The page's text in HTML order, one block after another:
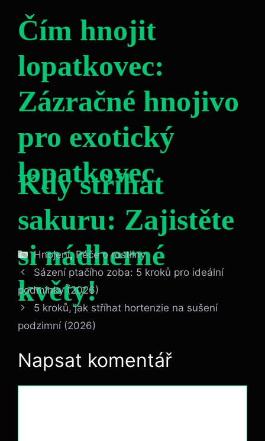
Čím hnojit
lopatkovec:
Zázračné hnojivo
pro exotický
lopatkovec
Kdy stříhat
sakuru: Zajistěte
si nádherné
květy!
Rubriky
Hnojení,Péče o rostliny
Sázení ptačího zoba: 5 kroků pro ideální
podmínky (2026)
5 kroků, jak stříhat hortenzie na sušení
podzimní (2026)
Napsat komentář